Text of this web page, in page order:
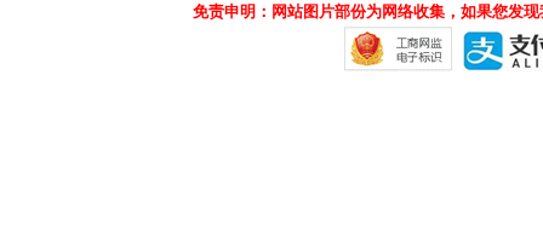
免责申明：网站图片部份为网络收集，如果您发